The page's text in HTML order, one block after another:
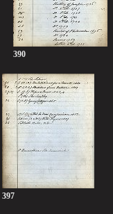
390
397